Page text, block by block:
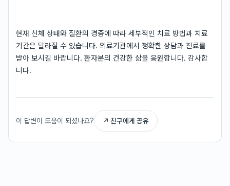
현재 신체 상태와 질환의 경중에 따라 세부적인 치료 방법과 치료
기간은 달라질 수 있습니다. 의료기관에서 정확한 상담과 진료를
받아 보시길 바랍니다. 환자분의 건강한 삶을 응원합니다. 감사합
니다.
이 답변이 도움이 되셨나요? ↗ 친구에게 공유